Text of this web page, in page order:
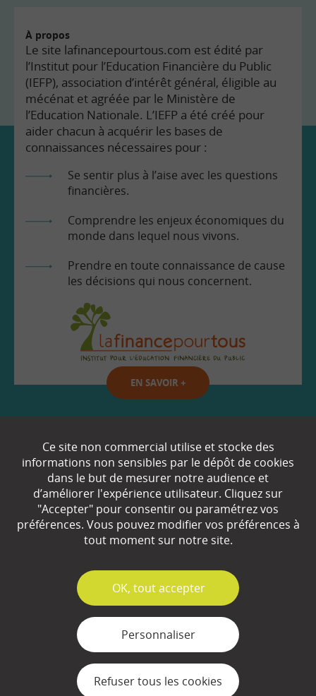
À propos
Le site lafinancepourtous.com est édité par
l’Institut pour l’Education Financière du Public
(IEFP), association d’intérêt général, éligible au
mécénat et agréée par le Ministère de
l’Education Nationale. L’IEFP a été créé pour
aider chacun à acquérir les bases de
connaissances nécessaires pour :
Se sentir plus à l’aise avec les questions
financières.
Comprendre les enjeux économiques du
monde dans lequel nous vivons.
Prendre en toute connaissance de cause
les décisions qui nous concernent.
EN SAVOIR +
Partenaires
Espace Presse
Plan du site
Mentions légales
Ce site non commercial utilise et stocke des
informations non sensibles par le dépôt de cookies
dans le but de mesurer notre audience et
d’améliorer l'expérience utilisateur. Cliquez sur
"Accepter" pour consentir ou paramétrez vos
préférences. Vous pouvez modifier vos préférences à
tout moment sur notre site.
✓
OK, tout accepter
Personnaliser
Refuser tous les cookies